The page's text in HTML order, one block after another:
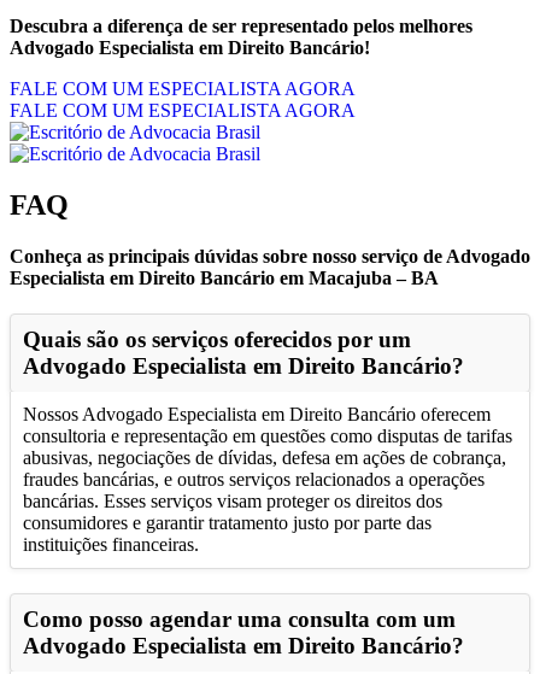
Descubra a diferença de ser representado pelos melhores
Advogado Especialista em Direito Bancário!
FALE COM UM ESPECIALISTA AGORA
FALE COM UM ESPECIALISTA AGORA
FAQ
Conheça as principais dúvidas sobre nosso serviço de Advogado
Especialista em Direito Bancário em Macajuba – BA
Quais são os serviços oferecidos por um
Advogado Especialista em Direito Bancário?
Nossos Advogado Especialista em Direito Bancário oferecem
consultoria e representação em questões como disputas de tarifas
abusivas, negociações de dívidas, defesa em ações de cobrança,
fraudes bancárias, e outros serviços relacionados a operações
bancárias. Esses serviços visam proteger os direitos dos
consumidores e garantir tratamento justo por parte das
instituições financeiras.
Como posso agendar uma consulta com um
Advogado Especialista em Direito Bancário?